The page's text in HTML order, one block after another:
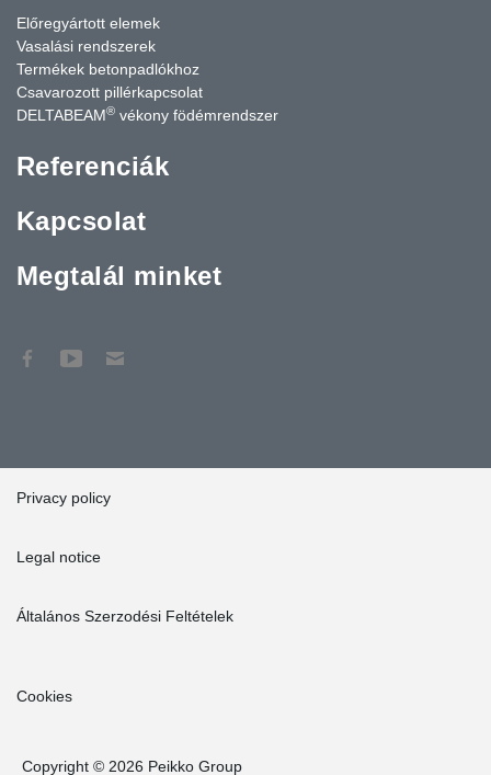
Előregyártott elemek
Vasalási rendszerek
Termékek betonpadlókhoz
Csavarozott pillérkapcsolat
DELTABEAM® vékony födémrendszer
Referenciák
Kapcsolat
Megtalál minket
Privacy policy
Legal notice
Általános Szerzodési Feltételek
Cookies
Copyright © 2026 Peikko Group